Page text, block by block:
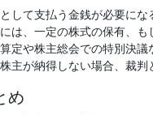
として支払う金銭が必要にな
には、一定の株式の保有、
算定や株主総会での特別決議
株主が納得しない場合、裁判
め